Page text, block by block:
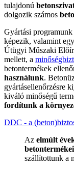
tulajdonú
dolgozik számos
Gyártási
képezik, valamint
Útügyi Műszaki
mellett, a
betontermékek
használunk.
gyártásellenőrzésre
kiváló minőségű
fordítunk a
DDC - a
Az elmúlt
szállítottunk a